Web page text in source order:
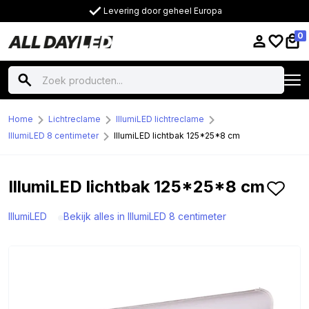
Levering door geheel Europa
0
Home Lichtreclame
IllumiLED lichtreclame
IllumiLED 8 centimeter
IllumiLED lichtbak 125*25*8 cm
IllumiLED lichtbak 125*25*8 cm
IllumiLED Bekijk alles in IllumiLED 8 centimeter